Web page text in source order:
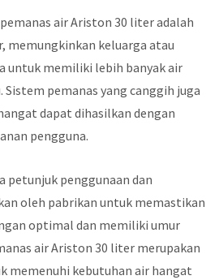
air Ariston 30 liter adalah
memungkinkan keluarga atau
untuk memiliki lebih banyak air
pemanas yang canggih juga
dapat dihasilkan dengan
pengguna.
petunjuk penggunaan dan
oleh pabrikan untuk memastikan
optimal dan memiliki umur
air Ariston 30 liter merupakan
memenuhi kebutuhan air hangat